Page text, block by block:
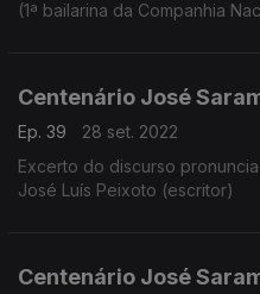
(1ª bailarina da Companhia
Centenário José
Ep. 39
28 set. 2022
Excerto do discurso
José Luís Peixoto (escritor)
Centenário José